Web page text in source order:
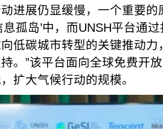
进展仍显缓慢，一个重要
息孤岛’中，而UNSH平台通
低碳城市转型的关键推动
。”该平台面向全球免费开
扩大气候行动的规模。